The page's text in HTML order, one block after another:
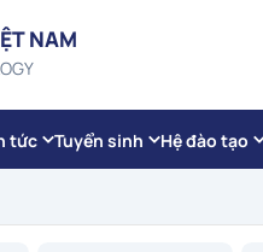
NAM
tức Tuyển sinh Hệ đào tạo